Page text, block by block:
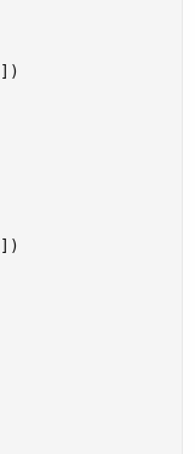
)
)